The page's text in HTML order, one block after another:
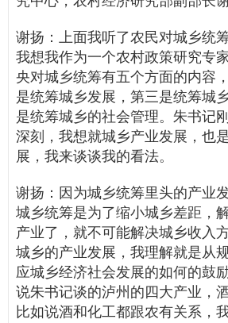
谢扬：上面我听了农民对城乡统
我想我作为一个农村政策研究专
央对城乡统筹有五个方面的内容
是统筹城乡发展，第三是统筹城
是统筹城乡的社会管理。朱书记
深刻，我想就城乡产业发展，也
展，我来谈谈我的看法。
谢扬：因为城乡统筹里头的产业
城乡统筹是为了缩小城乡差距，
产业了，就不可能解决城乡收入
城乡的产业发展，我理解就是从
应城乡经济社会发展的如何的鼓
说朱书记谈的泸州的四大产业，
比如说酒和化工都跟农有关系，